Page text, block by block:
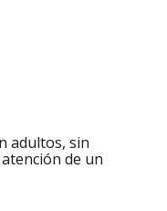
adultos, sin
de un